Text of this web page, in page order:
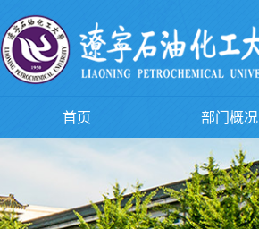
首页 部门概况